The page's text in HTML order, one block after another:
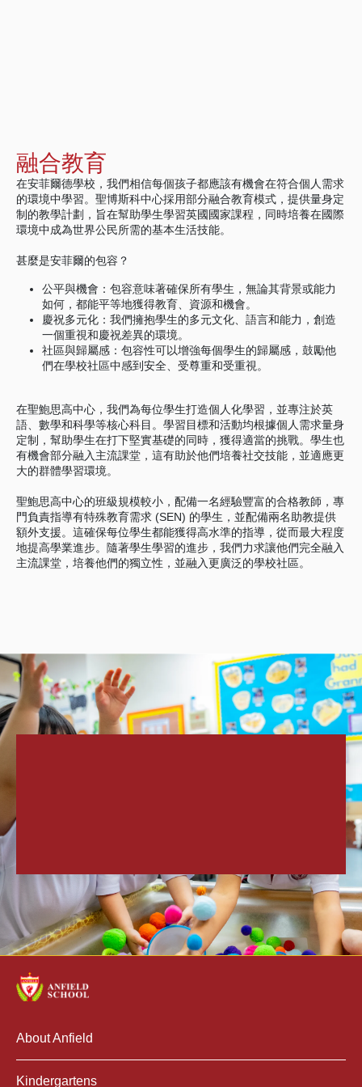
融合教育
在安菲爾德學校，我們相信每個孩子都應該有機會在符合個人需求
的環境中學習。聖博斯科中心採用部分融合教育模式，提供量身定
制的教學計劃，旨在幫助學生學習英國國家課程，同時培養在國際
環境中成為世界公民所需的基本生活技能。
甚麼是安菲爾的包容？
公平與機會：包容意味著確保所有學生，無論其背景或能力
如何，都能平等地獲得教育、資源和機會。
慶祝多元化：我們擁抱學生的多元文化、語言和能力，創造
一個重視和慶祝差異的環境。
社區與歸屬感：包容性可以增強每個學生的歸屬感，鼓勵他
們在學校社區中感到安全、受尊重和受重視。
在聖鮑思高中心，我們為每位學生打造個人化學習，並專注於英
語、數學和科學等核心科目。學習目標和活動均根據個人需求量身
定制，幫助學生在打下堅實基礎的同時，獲得適當的挑戰。學生也
有機會部分融入主流課堂，這有助於他們培養社交技能，並適應更
大的群體學習環境。
聖鮑思高中心的班級規模較小，配備一名經驗豐富的合格教師，專
門負責指導有特殊教育需求 (SEN) 的學生，並配備兩名助教提供
額外支援。這確保每位學生都能獲得高水準的指導，從而最大程度
地提高學業進步。隨著學生學習的進步，我們力求讓他們完全融入
主流課堂，培養他們的獨立性，並融入更廣泛的學校社區。
About Anfield
Kindergartens